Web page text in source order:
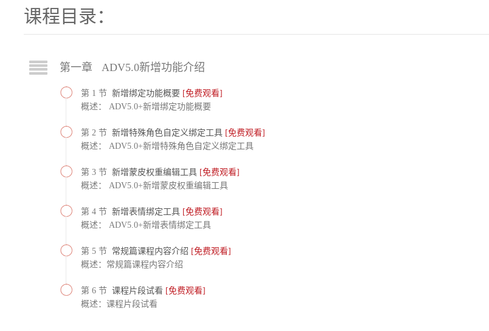
课程目录：
第一章 ADV5.0新增功能介绍
第 1 节 新增绑定功能概要 [免费观看]
概述： ADV5.0+新增绑定功能概要
第 2 节 新增特殊角色自定义绑定工具 [免费观看]
概述： ADV5.0+新增特殊角色自定义绑定工具
第 3 节 新增蒙皮权重编辑工具 [免费观看]
概述： ADV5.0+新增蒙皮权重编辑工具
第 4 节 新增表情绑定工具 [免费观看]
概述： ADV5.0+新增表情绑定工具
第 5 节 常规篇课程内容介绍 [免费观看]
概述：常规篇课程内容介绍
第 6 节 课程片段试看 [免费观看]
概述：课程片段试看